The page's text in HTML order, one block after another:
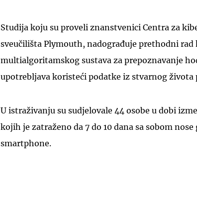
Studija koju su proveli znanstvenici Centra za
sveučilišta Plymouth, nadograđuje prethodni rad
multialgoritamskog sustava za prepoznavanje
upotrebljava koristeći podatke iz stvarnog života
U istraživanju su sudjelovale 44 osobe u dobi
kojih je zatraženo da 7 do 10 dana sa sobom
smartphone.